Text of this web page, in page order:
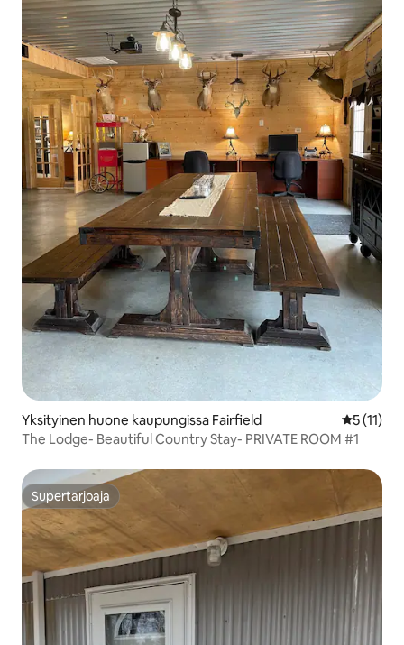
Yksityinen huone kaupungissa Fairfield
5 (11)
The Lodge- Beautiful Country Stay- PRIVATE ROOM #1
Supertarjoaja
Supertarjoaja